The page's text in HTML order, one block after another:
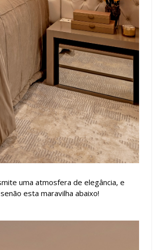
uma atmosfera de elegância, e
esta maravilha abaixo!